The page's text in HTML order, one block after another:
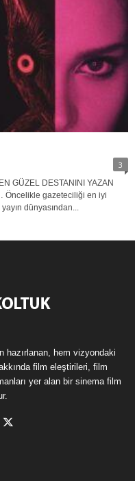
3
GÜZEL DESTANINI YAZAN
Öncelikle gazeteciliği en iyi
dünyasından...
hazırlanan, hem vizyondaki
film eleştirileri, film
yer alan bir sinema film